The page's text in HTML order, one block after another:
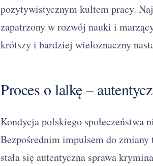
pozytywistycznym kultem pracy.
zapatrzony w rozwój nauki i
krótszy i bardziej wieloznaczny
Proces o lalkę –
Kondycja polskiego społeczeństwa
Bezpośrednim impulsem do
stała się autentyczna sprawa